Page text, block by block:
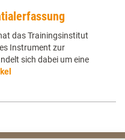
das Trainingsinstitut
Instrument zur
sich dabei um eine